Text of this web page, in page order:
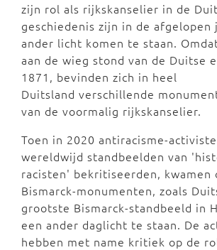
zijn rol als rijkskanselier in de
geschiedenis zijn in de afgelopen
ander licht komen te staan.
aan de wieg stond van de Duitse
1871, bevinden zich in heel
Duitsland verschillende
van de voormalig rijkskanselier.
Toen in 2020 antiracisme-
wereldwijd standbeelden van
racisten' bekritiseerden, kwamen
Bismarck-monumenten, zoals
grootste Bismarck-standbeeld in
een ander daglicht te staan. De
hebben met name kritiek op de